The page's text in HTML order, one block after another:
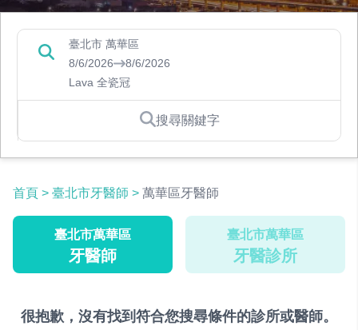
臺北市 萬華區
8/6/2026
8/6/2026
Lava 全瓷冠
搜尋關鍵字
首頁 > 臺北市牙醫師 > 萬華區牙醫師
臺北市萬華區
牙醫師
臺北市萬華區
牙醫診所
很抱歉，沒有找到符合您搜尋條件的診所或醫師。